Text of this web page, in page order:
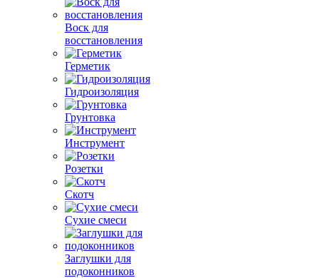
Воск для
восстановления
Герметик
Гидроизоляция
Грунтовка
Инструмент
Розетки
Скотч
Сухие смеси
Заглушки для
подоконников